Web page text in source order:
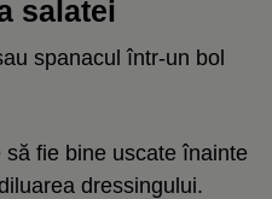
salatei
spanacul într-un bol
fie bine uscate înainte
dressingului.